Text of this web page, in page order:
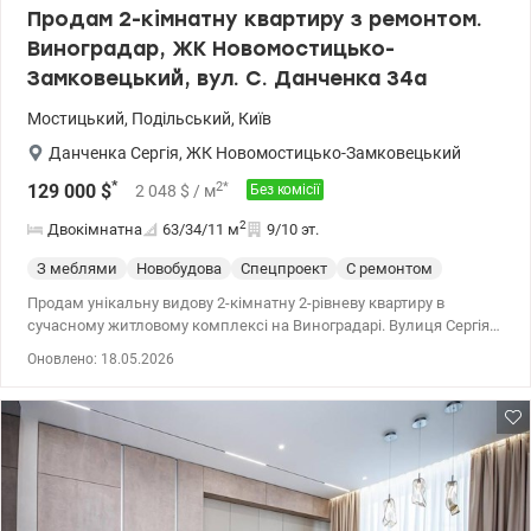
Продам 2-кімнатну квартиру з ремонтом.
Виноградар, ЖК Новомостицько-
Замковецький, вул. С. Данченка 34а
Мостицький, Подільський, Київ
Данченка Сергія, ЖК Новомостицько-Замковецький
129 000 $* 2 048 $ / м2* Без комісії
Двокімнатна 63/34/11 м2 9/10 эт.
З меблями Новобудова Спецпроект
С ремонтом
Продам унікальну видову 2-кімнатну 2-рівневу квартиру в
сучасному житловому комплексі на Виноградарі. Вулиця Сергія
розташована на 9-10 поверхах в 10-поверховій секції монолітно-
каркасного будинку, рік побудови 2018. В будинку є два ліфти,
автономне опалення. Квартира має загальну площу 62,5 м2 та
комфортне планування: на 1-му рівні вхідна група зі сходами і
гардеробною, на 2-му - простора кухня-вітальня, дві окремі
Оновлено: 18.05.2026